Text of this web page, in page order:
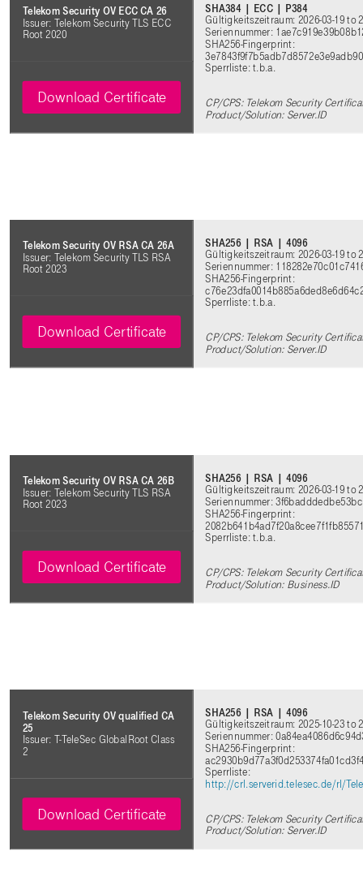
Telekom Security OV ECC CA 26
Issuer: Telekom Security TLS ECC
Root 2020
SHA384 | ECC | P384
Gültigkeitszeitraum: 2026-03-19 to
Seriennummer:
SHA256-Fingerprint:
Sperrliste: t.b.a.
CP/CPS: Telekom Security
Product/Solution: Server.ID
Download Certificate
Telekom Security OV RSA CA 26A
Issuer: Telekom Security TLS RSA
Root 2023
SHA256 | RSA | 4096
Gültigkeitszeitraum: 2026-03-19 to
Seriennummer:
SHA256-Fingerprint:
Sperrliste: t.b.a.
CP/CPS: Telekom Security
Product/Solution: Server.ID
Download Certificate
Telekom Security OV RSA CA 26B
Issuer: Telekom Security TLS RSA
Root 2023
SHA256 | RSA | 4096
Gültigkeitszeitraum: 2026-03-19 to
Seriennummer:
SHA256-Fingerprint:
Sperrliste: t.b.a.
CP/CPS: Telekom Security
Product/Solution: Business.ID
Download Certificate
Telekom Security OV qualified CA
25
Issuer: T-TeleSec GlobalRoot Class
2
SHA256 | RSA | 4096
Gültigkeitszeitraum: 2025-10-23 to
Seriennummer:
SHA256-Fingerprint:
Sperrliste:
http://crl.serverid.telesec.de/rl/
CP/CPS: Telekom Security
Product/Solution: Server.ID
Download Certificate